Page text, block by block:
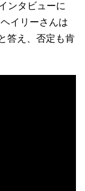
ンタビューに
イリーさんは
答え、否定も肯